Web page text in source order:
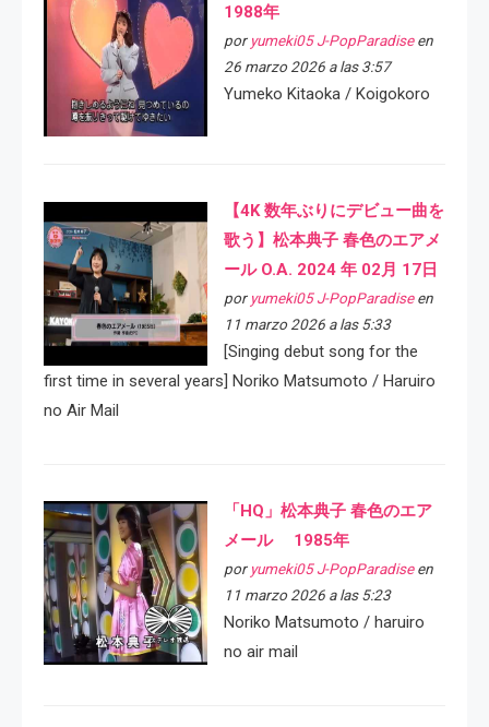
1988年
por yumeki05 J-PopParadiseen
26 marzo 2026 a las 3:57
Yumeko Kitaoka / Koigokoro
【4K 数年ぶりにデビュー曲を
歌う】松本典子 春色のエアメ
ール O.A. 2024 年 02月 17日
por yumeki05 J-PopParadiseen
11 marzo 2026 a las 5:33
[Singing debut song for the
first time in several years] Noriko Matsumoto / Haruiro
no Air Mail
「HQ」松本典子 春色のエア
メール 1985年
por yumeki05 J-PopParadiseen
11 marzo 2026 a las 5:23
Noriko Matsumoto / haruiro
no air mail